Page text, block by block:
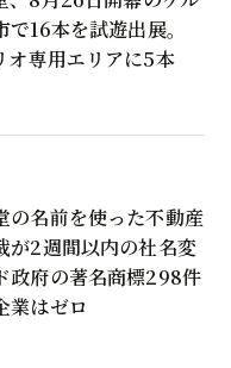
16本を試遊出展。
オ専用エリアに5本
の名前を使った不動産
が2週間以内の社名変
政府の著名商標298件
業はゼロ